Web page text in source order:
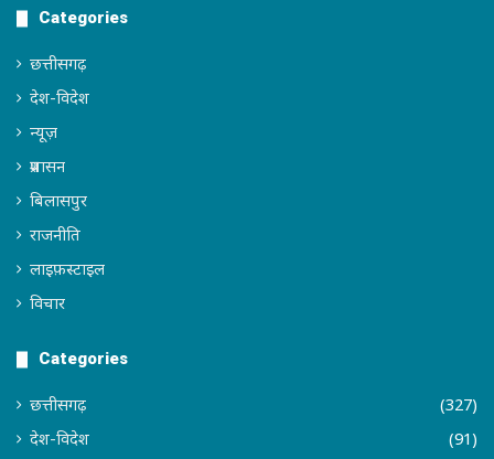
Categories
छत्तीसगढ़
देश-विदेश
न्यूज़
प्रशासन
बिलासपुर
राजनीति
लाइफ़स्टाइल
विचार
Categories
छत्तीसगढ़
(327)
देश-विदेश
(91)